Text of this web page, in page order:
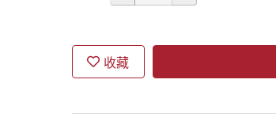
收藏